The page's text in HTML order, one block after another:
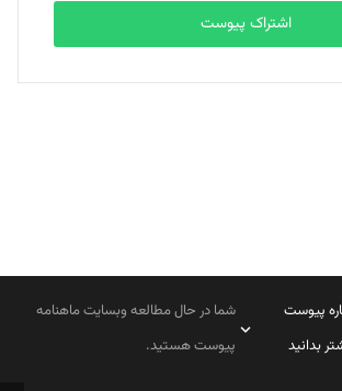
اشتراک پیوست
پیوست
بدانید
شما در حال مطالعه وبسایت ماهنامه
پیوست هستید.